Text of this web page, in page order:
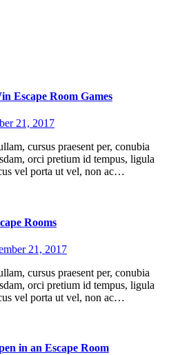
Escape Room Games
21, 2017
cursus praesent per, conubia
orci pretium id tempus, ligula
vel porta ut vel, non ac…
Rooms
21, 2017
cursus praesent per, conubia
orci pretium id tempus, ligula
vel porta ut vel, non ac…
in an Escape Room